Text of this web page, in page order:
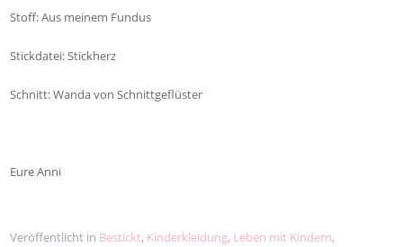
Stoff: Aus meinem Fundus
Stickdatei: Stickherz
Schnitt: Wanda von Schnittgeflüster
Eure Anni
Veröffentlicht in Bestickt, Kinderkleidung, Leben mit Kindern,